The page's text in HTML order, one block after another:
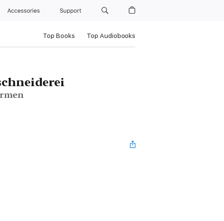
Accessories Support
Top Books Top Audiobooks